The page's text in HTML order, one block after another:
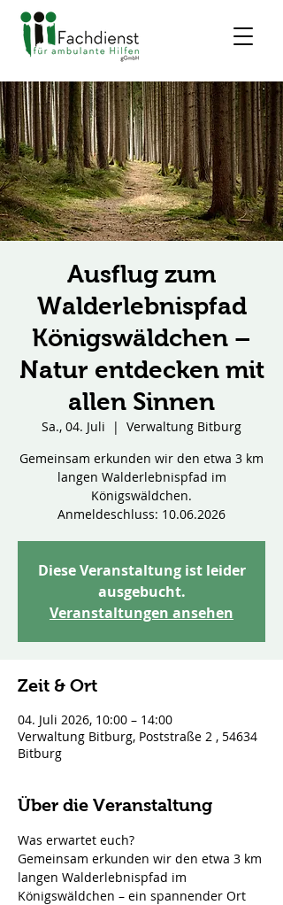
Ausflug zum
Walderlebnispfad
Königswäldchen –
Natur entdecken mit
allen Sinnen
Sa., 04. Juli
  |
Verwaltung Bitburg
Gemeinsam erkunden wir den etwa 3 km
langen Walderlebnispfad im
Königswäldchen.
Anmeldeschluss: 10.06.2026
Diese Veranstaltung ist leider
ausgebucht.
Veranstaltungen ansehen
Zeit & Ort
04. Juli 2026, 10:00 – 14:00
Verwaltung Bitburg, Poststraße 2 , 54634
Bitburg
Über die Veranstaltung
Was erwartet euch?
Gemeinsam erkunden wir den etwa 3 km
langen Walderlebnispfad im
Königswäldchen – ein spannender Ort